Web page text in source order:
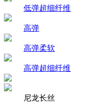
低弹超细纤维
高弹
高弹柔软
高弹超细纤维
尼龙长丝